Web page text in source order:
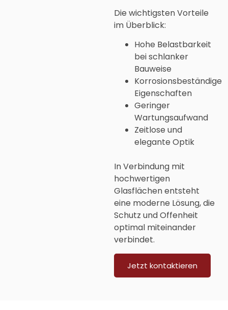
Die wichtigsten Vorteile
im Überblick:
Hohe Belastbarkeit
bei schlanker
Bauweise
Korrosionsbeständige
Eigenschaften
Geringer
Wartungsaufwand
Zeitlose und
elegante Optik
In Verbindung mit
hochwertigen
Glasflächen entsteht
eine moderne Lösung, die
Schutz und Offenheit
optimal miteinander
verbindet.
Jetzt kontaktieren